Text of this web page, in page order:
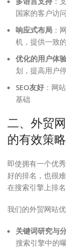
国家的客户访问
响应式布局 ：
机，提供一致
优化的用户体
划，提高用户
SEO友好 ：网
基础
二、外贸
的有效策略
即使拥有一个优
好的排名，也很
在搜索引擎上排名
我们的外贸网站
关键词研究与
搜索引擎中的